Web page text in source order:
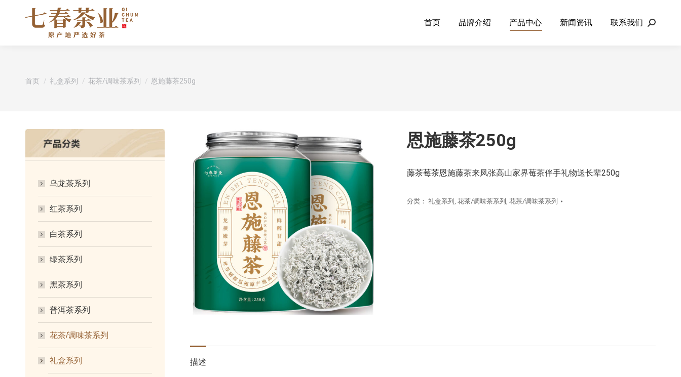
首页 品牌介绍 产品中心 新闻资讯 联系我们 Search:
您在这里：
首页 礼盒系列 花茶/调味茶系列 恩施藤茶250g
恩施藤茶250g
藤茶莓茶恩施藤茶来凤张高山家界莓茶伴手礼物送长辈250g
分类： 礼盒系列 , 花茶/调味茶系列 , 花茶/调味茶系列
描述
乌龙茶系列
红茶系列
白茶系列
绿茶系列
黑茶系列
普洱茶系列
花茶/调味茶系列
礼盒系列